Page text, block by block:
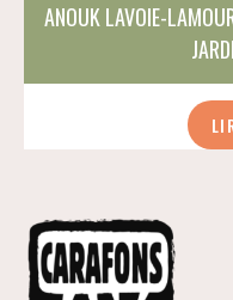
ANOUK LAVOIE-